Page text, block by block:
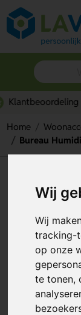
Wij
Wij
tracking-
op onze
te tonen,
Home
Bureau
Bureau